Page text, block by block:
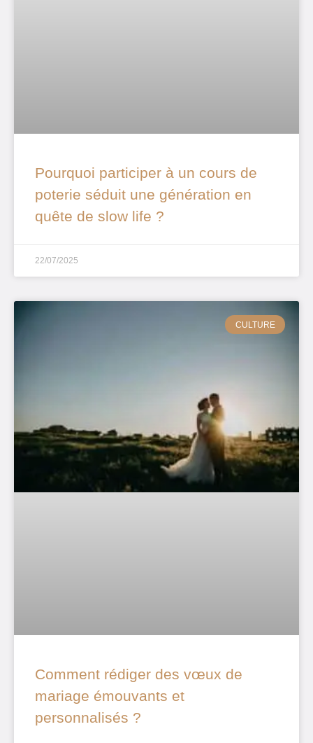
Pourquoi participer à un cours de
poterie séduit une génération en
quête de slow life ?
22/07/2025
CULTURE
Comment rédiger des vœux de
mariage émouvants et
personnalisés ?